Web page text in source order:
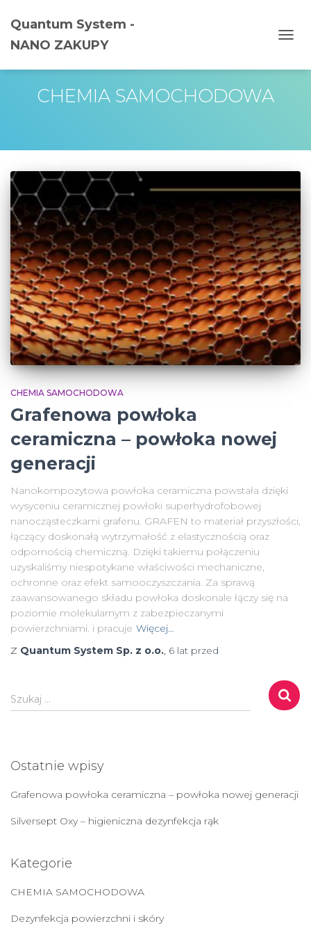
Quantum System -
NANO ZAKUPY
CHEMIA SAMOCHODOWA
CHEMIA SAMOCHODOWA
Grafenowa powłoka
ceramiczna – powłoka nowej
generacji
Nanokompozytowa powłoka ceramiczna powstała dzięki
wysyceniu ceramicznej powłoki superhydrofobowej
nanocząsteczkami grafenu. GRAFEN to materiał przyszłości,
łączący doskonałą wytrzymałość z elastycznością oraz
odpornością chemiczną. Dzięki takiemu połączeniu
uzyskaliśmy niespotykane właściwości mechaniczne,
ochronne oraz efekt samooczyszczania. Za sprawą
zaawansowanego składu powłoka doskonale łączy się na
poziomie molekularnym z zabezpieczanymi
powierzchniami. i pracuje Więcej…
Z Quantum System Sp. z o.o., 6 lat przed
S
z
j
Szukaj …
Ostatnie wpisy
Grafenowa powłoka ceramiczna – powłoka nowej generacji
Silversept Oxy – higieniczna dezynfekcja rąk
Kategorie
CHEMIA SAMOCHODOWA
Dezynfekcja powierzchni i skóry